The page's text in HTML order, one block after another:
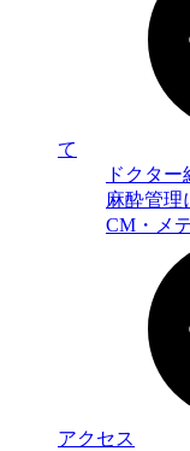
て
ドクター
麻酔管理
CM・メ
アクセス